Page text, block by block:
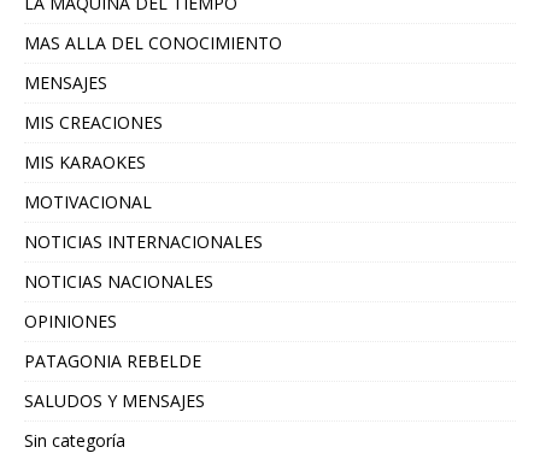
MAS ALLA DEL CONOCIMIENTO
MENSAJES
MIS CREACIONES
MIS KARAOKES
MOTIVACIONAL
NOTICIAS INTERNACIONALES
NOTICIAS NACIONALES
OPINIONES
PATAGONIA REBELDE
SALUDOS Y MENSAJES
Sin categoría